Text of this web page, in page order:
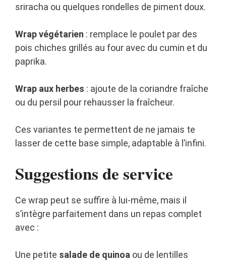
sriracha ou quelques rondelles de piment doux.
Wrap végétarien : remplace le poulet par des
pois chiches grillés au four avec du cumin et du
paprika.
Wrap aux herbes : ajoute de la coriandre fraîche
ou du persil pour rehausser la fraîcheur.
Ces variantes te permettent de ne jamais te
lasser de cette base simple, adaptable à l’infini.
Suggestions de service
Ce wrap peut se suffire à lui-même, mais il
s’intègre parfaitement dans un repas complet
avec :
Une petite salade de quinoa ou de lentilles